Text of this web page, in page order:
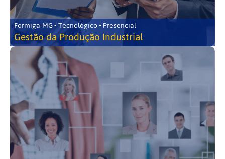
Formiga-MG • Tecnológico • Presencial
Gestão da Produção Industrial